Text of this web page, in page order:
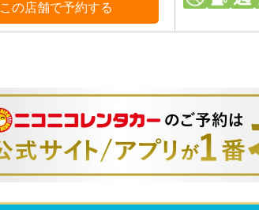
この店舗で予約する